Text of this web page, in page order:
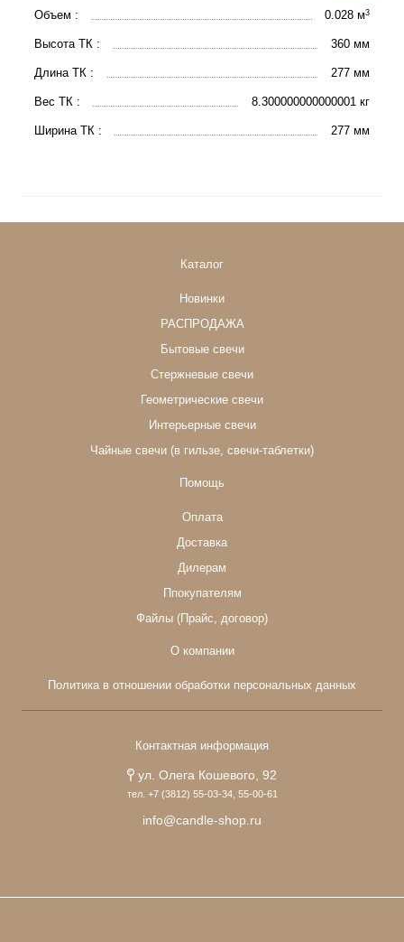
Объем : 0.028 м3
Высота ТК : 360 мм
Длина ТК : 277 мм
Вес ТК : 8.300000000000001 кг
Ширина ТК : 277 мм
Каталог
Новинки
РАСПРОДАЖА
Бытовые свечи
Стержневые свечи
Геометрические свечи
Интерьерные свечи
Чайные свечи (в гильзе, свечи-таблетки)
Помощь
Оплата
Доставка
Дилерам
Ппокупателям
Файлы (Прайс, договор)
О компании
Политика в отношении обработки персональных данных
Контактная информация
ул. Олега Кошевого, 92
тел. +7 (3812) 55-03-34, 55-00-61
info@candle-shop.ru